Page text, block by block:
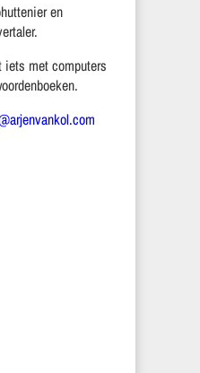
en
iets met computers